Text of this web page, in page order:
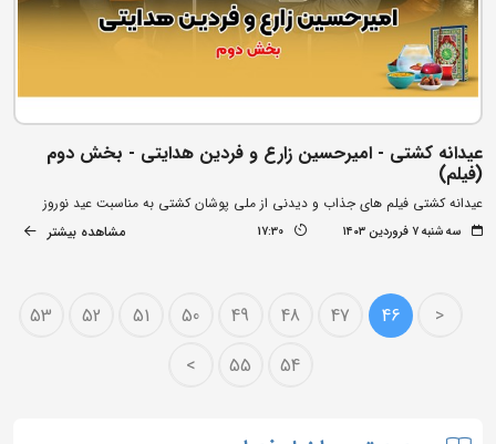
عیدانه کشتی - امیرحسین زارع و فردین هدایتی - بخش دوم
(فیلم)
عیدانه کشتی فیلم های جذاب و دیدنی از ملی پوشان کشتی به مناسبت عید نوروز
سه شنبه ۷ فروردین ۱۴۰۳ 17:30 مشاهده بیشتر
<
46
47
48
49
50
51
52
53
54
55
>